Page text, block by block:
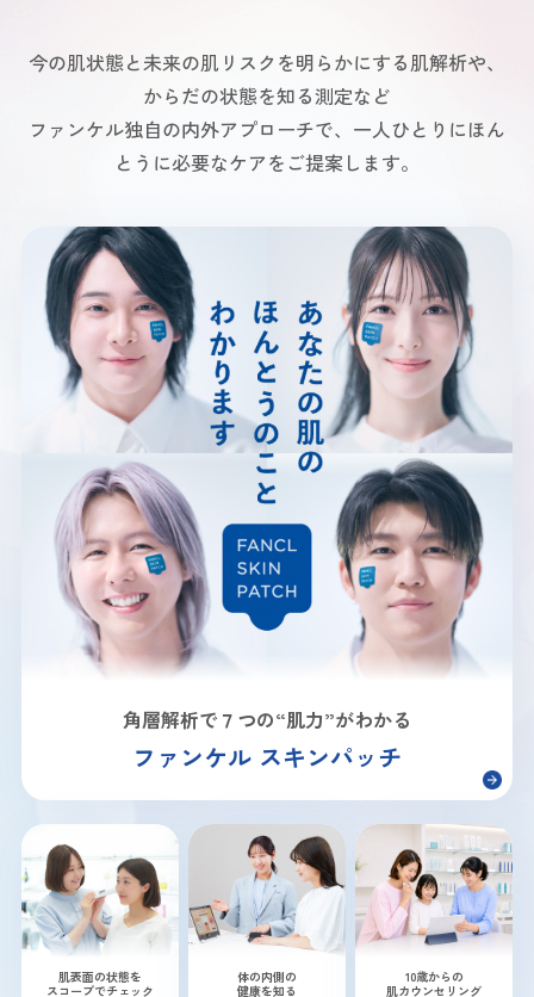
今の肌状態と未来の肌リスクを明らかにする肌解析や、
からだの状態を知る測定など
ファンケル独自の内外アプローチで、一人ひとりにほん
とうに必要なケアをご提案します。
角層解析で７つの“肌力”がわかる
ファンケル スキンパッチ
肌表面の状態を
スコープでチェック
体の内側の
健康を知る
10歳からの
肌カウンセリング